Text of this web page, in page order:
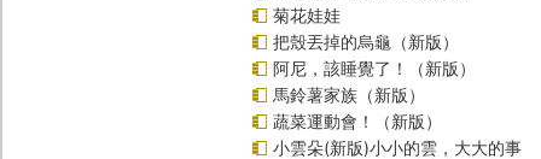
菊花娃娃
把殼丟掉的烏龜（新版）
阿尼，該睡覺了！（新版）
馬鈴薯家族（新版）
蔬菜運動會！（新版）
小雲朵(新版)小小的雲，大大的事